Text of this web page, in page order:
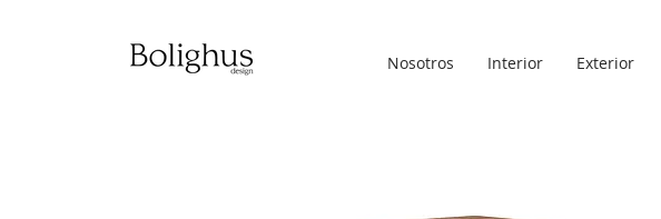
Nosotros Interior Exterior